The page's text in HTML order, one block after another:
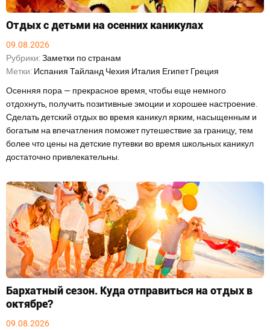
Отдых с детьми на осенних каникулах
09.08.2026
Рубрики:Заметки по странам
Метки: Испания Тайланд Чехия Италия ЕгипетГреция
Осенняя пора — прекрасное время, чтобы еще немного
отдохнуть, получить позитивные эмоции и хорошее настроение.
Сделать детский отдых во время каникул ярким, насыщенным и
богатым на впечатления поможет путешествие за границу, тем
более что цены на детские путевки во время школьных каникул
достаточно привлекательны.
Бархатный сезон. Куда отправиться на отдых в
октябре?
09.08.2026